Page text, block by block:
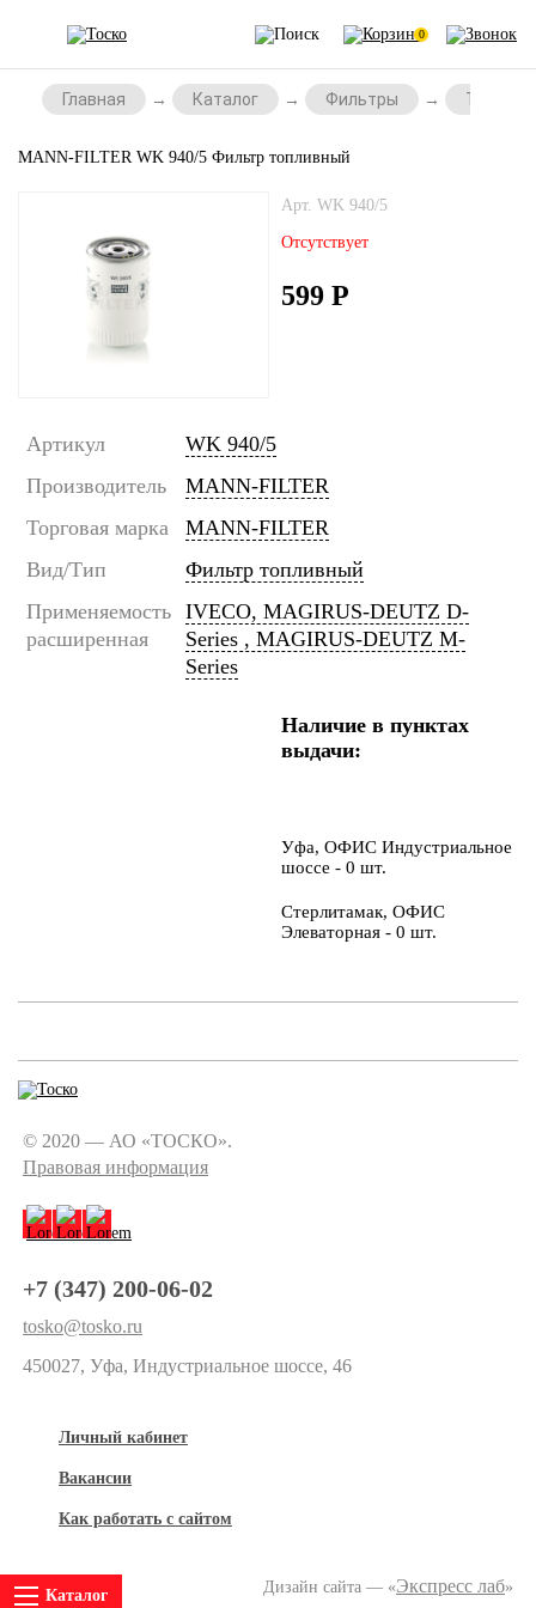
0
Главная Каталог Фильтры
MANN-FILTER WK 940/5 Фильтр топливный
Арт. WK 940/5
Отсутствует
599 Р
Артикул
WK 940/5
Производитель
MANN-FILTER
Торговая марка
MANN-FILTER
Вид/Тип
Фильтр топливный
Применяемость
расширенная
IVECO, MAGIRUS-DEUTZ D-
Series , MAGIRUS-DEUTZ M-
Series
Наличие в пунктах
выдачи:
Уфа, ОФИС Индустриальное
шоссе - 0 шт.
Стерлитамак, ОФИС
Элеваторная - 0 шт.
© 2020 — АО «ТОСКО».
Правовая информация
+7 (347) 200-06-02
tosko@tosko.ru
450027, Уфа, Индустриальное шоссе, 46
Личный кабинет
Вакансии
Как работать с сайтом
Дизайн сайта — «Экспресс лаб»
Каталог